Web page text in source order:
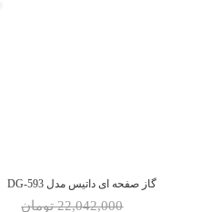
گاز صفحه ای داتیس مدل DG-593
22,042,000 تومان